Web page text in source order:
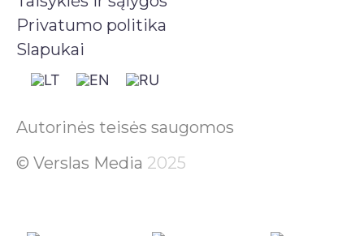
Privatumo politika
Slapukai
Autorinės teisės saugomos
© Verslas Media 2025